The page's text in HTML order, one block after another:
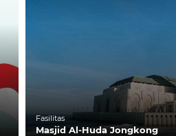
Fasilitas
Masjid Al-Huda Jongkong